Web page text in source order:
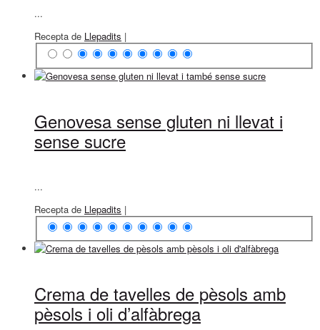
...
Recepta de Llepadits |
Genovesa sense gluten ni llevat i
sense sucre
...
Recepta de Llepadits |
Crema de tavelles de pèsols amb
pèsols i oli d’alfàbrega